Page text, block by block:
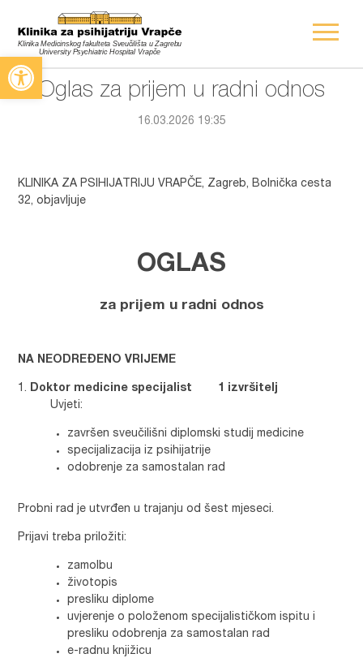
Open toolbar
Oglas za prijem u radni odnos
16.03.2026 19:35
KLINIKA ZA PSIHIJATRIJU VRAPČE, Zagreb, Bolnička cesta
32, objavljuje
OGLAS
za prijem u radni odnos
NA NEODREĐENO VRIJEME
Doktor medicine specijalist 1 izvršitelj
Uvjeti:
završen sveučilišni diplomski studij medicine
specijalizacija iz psihijatrije
odobrenje za samostalan rad
Probni rad je utvrđen u trajanju od šest mjeseci.
Prijavi treba priložiti:
zamolbu
životopis
presliku diplome
uvjerenje o položenom specijalističkom ispitu i
presliku odobrenja za samostalan rad
e-radnu knjižicu